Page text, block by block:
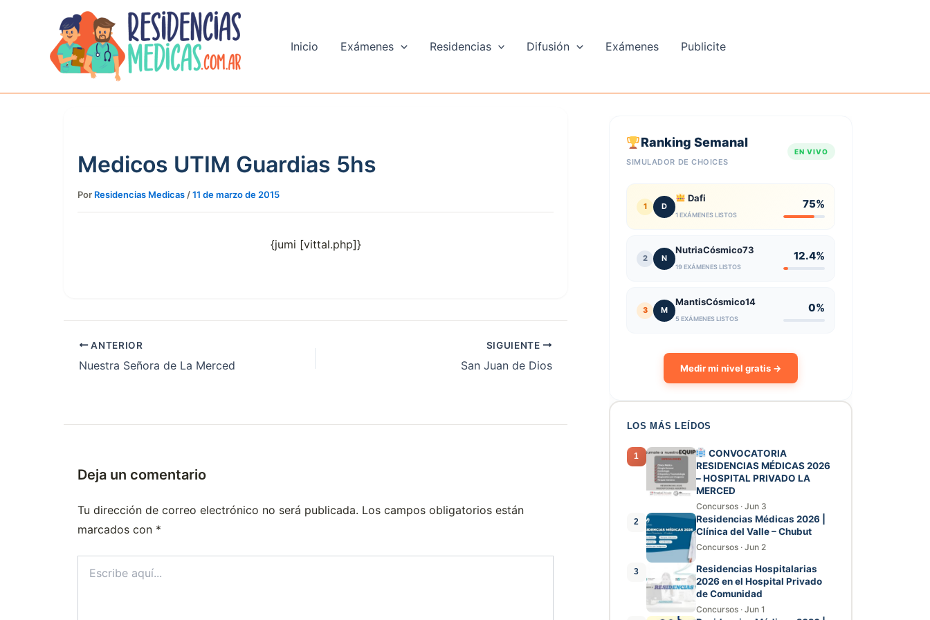
Inicio Exámenes Residencias Difusión Exámenes Publicite
Medicos UTIM Guardias 5hs
Por Residencias Medicas /11 de marzo de 2015
{jumi [vittal.php]}
ANTERIOR
Nuestra Señora de La Merced
SIGUIENTE
San Juan de Dios
Deja un comentario
Tu dirección de correo electrónico no será publicada. Los campos obligatorios están
marcados con *
aquí...
Ranking Semanal
SIMULADOR DE CHOICES
EN VIVO
1 D
Dafi
1 EXÁMENES LISTOS
75%
2 N
NutriaCósmico73
19 EXÁMENES LISTOS
12.4%
3 M
MantisCósmico14
5 EXÁMENES LISTOS
0%
Medir mi nivel gratis →
LOS MÁS LEÍDOS
1
CONVOCATORIA
RESIDENCIAS MÉDICAS 2026
– HOSPITAL PRIVADO LA
MERCED
Concursos · Jun 3
2
Residencias Médicas 2026 |
Clínica del Valle – Chubut
Concursos · Jun 2
3
Residencias Hospitalarias
2026 en el Hospital Privado
de Comunidad
Concursos · Jun 1